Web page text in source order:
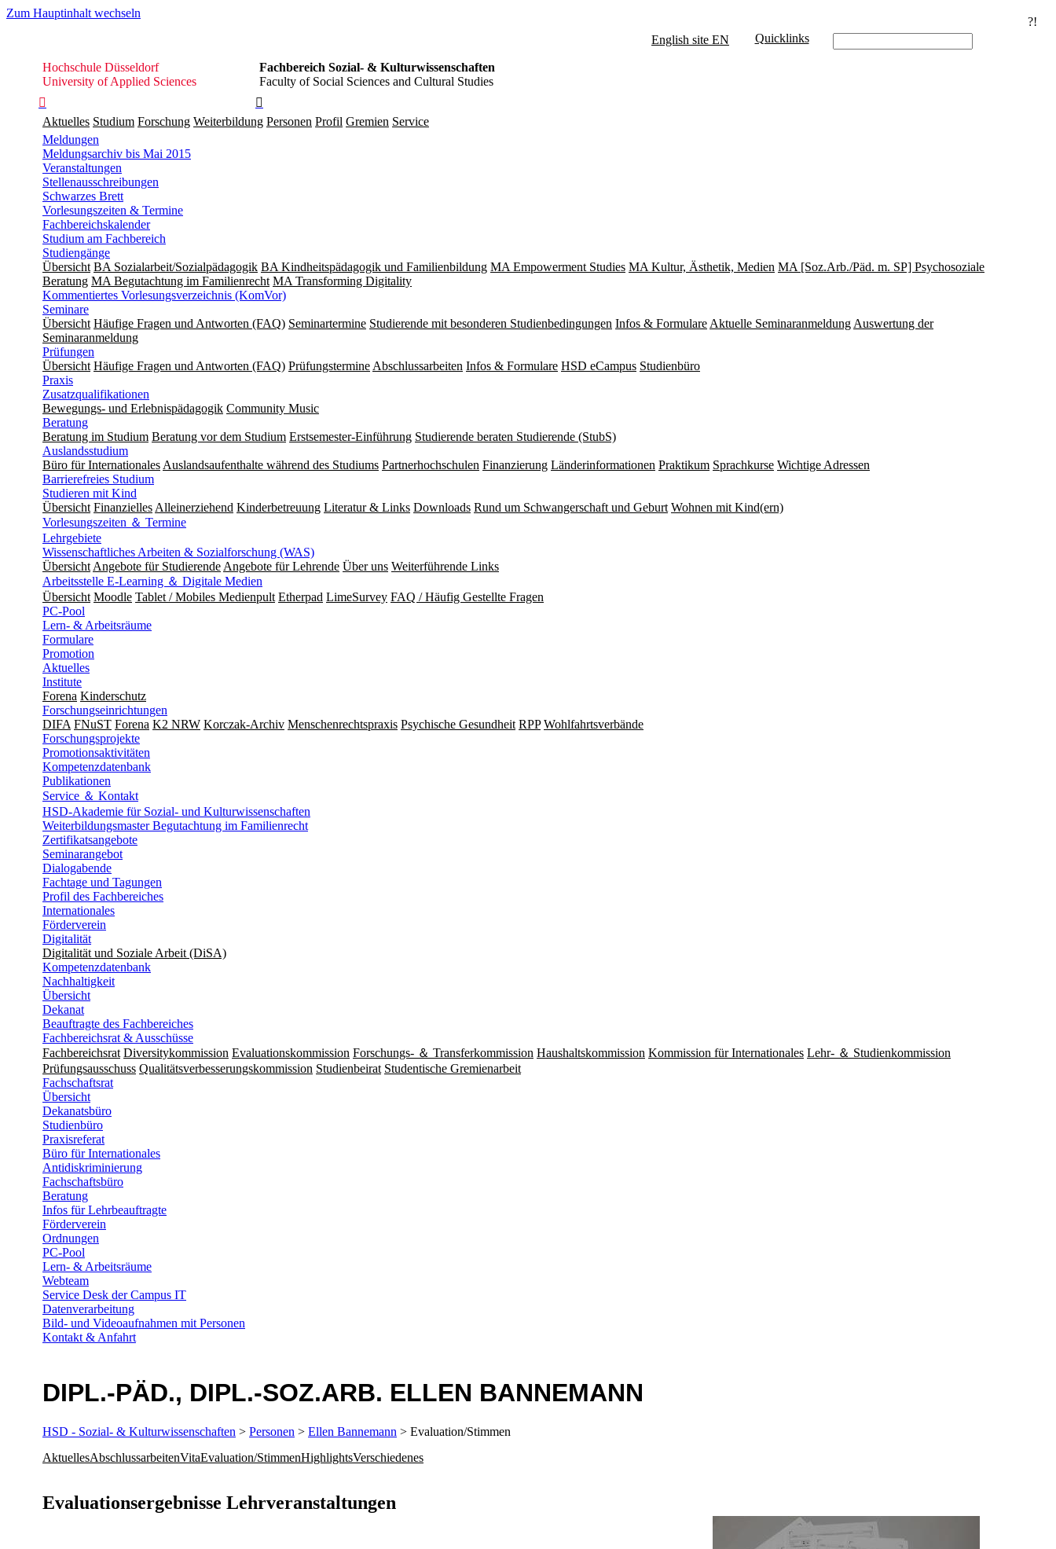
Zum Hauptinhalt wechseln
?!
Hochschule
Düsseldorf
Hochschule Düsseldorf
University of Applied Sciences
Fachbereich Sozial- & Kulturwissenschaften
Faculty of Social Sciences and Cultural Studies


English site EN Quicklinks
Aktuelles Studium Forschung Weiterbildung Personen Profil Gremien Service
Meldungen
Meldungsarchiv bis Mai 2015
Veranstaltungen
Stellenausschreibungen
Schwarzes Brett
Vorlesungszeiten & Termine
Fachbereichskalender
Studium am Fachbereich
Studiengänge
Übersicht BA Sozialarbeit/Sozialpädagogik BA Kindheitspädagogik und Familienbildung MA Empowerment Studies MA Kultur, Ästhetik, Medien MA [Soz.Arb./Päd. m. SP] Psychosoziale
Beratung MA Begut­ach­tung im Fami­lien­recht MA Transforming Digitality
Kommentiertes Vorlesungsverzeichnis (KomVor)
Seminare
Übersicht Häufige Fragen und Antworten (FAQ) Seminartermine Studierende mit besonderen Studienbedingungen Infos & Formulare Aktuelle Seminaranmeldung Auswertung der
Seminaranmeldung
Prüfungen
Übersicht Häufige Fragen und Antworten (FAQ) Prüfungstermine Abschlussarbeiten Infos & Formulare HSD eCampus Studienbüro
Praxis
Zusatzqualifikationen
Bewegungs- und Erlebnispädagogik Community Music
Beratung
Beratung im Studium Beratung vor dem Studium Erstsemester-Einführung Studierende beraten Studierende (StubS)
Auslandsstudium
Büro für Internationales Auslandsaufenthalte während des Studiums Partnerhochschulen Finanzierung Länderinformationen Praktikum Sprachkurse Wichtige Adressen
Barrierefreies Studium
Studieren mit Kind
Übersicht Finanzielles Alleinerziehend Kinderbetreuung Literatur & Links Downloads Rund um Schwangerschaft und Geburt Wohnen mit Kind(ern)
Vorlesungszeiten ＆ Termine
Lehrgebiete
Wissenschaftliches Arbeiten & Sozialforschung (WAS)
Übersicht Angebote für Studierende Angebote für Lehrende Über uns Weiterführende Links
Arbeitsstelle E-Learning ＆ Digitale Medien
Übersicht Moodle Tablet / Mobiles Medienpult Etherpad LimeSurvey FAQ / Häufig Gestellte Fragen
PC-Pool
Lern- & Arbeitsräume
Formulare
Promotion
Aktuelles
Institute
Forena Kinderschutz
Forschungseinrichtungen
DIFA FNuST Forena K2 NRW Korczak-Archiv Men­schen­rechts­praxis Psy­chische Gesund­heit RPP Wohlfahrts­verbände
Forschungsprojekte
Promotionsaktivitäten
Kompetenzdatenbank
Publikationen
Service ＆ Kontakt
HSD-Akademie für Sozial- und Kulturwissenschaften
Weiterbildungsmaster Begutachtung im Familienrecht
Zertifikatsangebote
Seminarangebot
Dialogabende
Fachtage und Tagungen
Profil des Fachbereiches
Internationales
Förderverein
Digitalität
Digitalität und Soziale Arbeit (DiSA)
Kompetenzdatenbank
Nachhaltigkeit
Übersicht
Dekanat
Beauftragte des Fachbereiches
Fachbereichsrat & Ausschüsse
Fachbereichsrat Diversitykommission Evaluationskommission Forschungs- ＆ Transferkommission Haushaltskommission Kommission für Internationales Lehr- ＆ Studienkommission
Prüfungsausschuss Qualitätsverbesserungskommission Studienbeirat Studentische Gremienarbeit
Fachschaftsrat
Übersicht
Dekanatsbüro
Studienbüro
Praxisreferat
Büro für Internationales
Antidiskriminierung
Fachschaftsbüro
Beratung
Infos für Lehrbeauftragte
Förderverein
Ordnungen
PC-Pool
Lern- & Arbeitsräume
Webteam
Service Desk der Campus IT
Datenverarbeitung
Bild- und Videoaufnahmen mit Personen
Kontakt & Anfahrt
DIPL.-PÄD., DIPL.-SOZ.ARB. ELLEN BANNEMANN
HSD - Sozial- & Kulturwissenschaften > Personen > Ellen Bannemann > Evaluation/Stimmen
AktuellesAbschlussarbeitenVitaEvaluation/StimmenHighlightsVerschiedenes
​​​​​​​​​​​​​​​​​​Evaluationsergebnisse Lehrveranstaltungen